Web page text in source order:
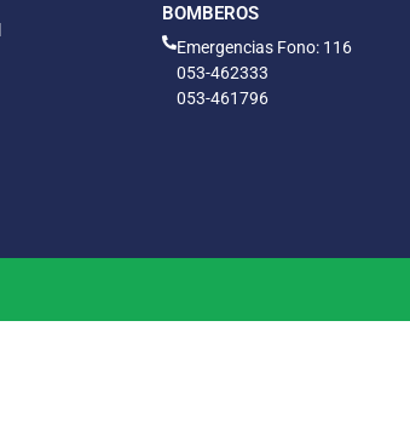
BOMBEROS
Emergencias Fono: 116
053-462333
053-461796